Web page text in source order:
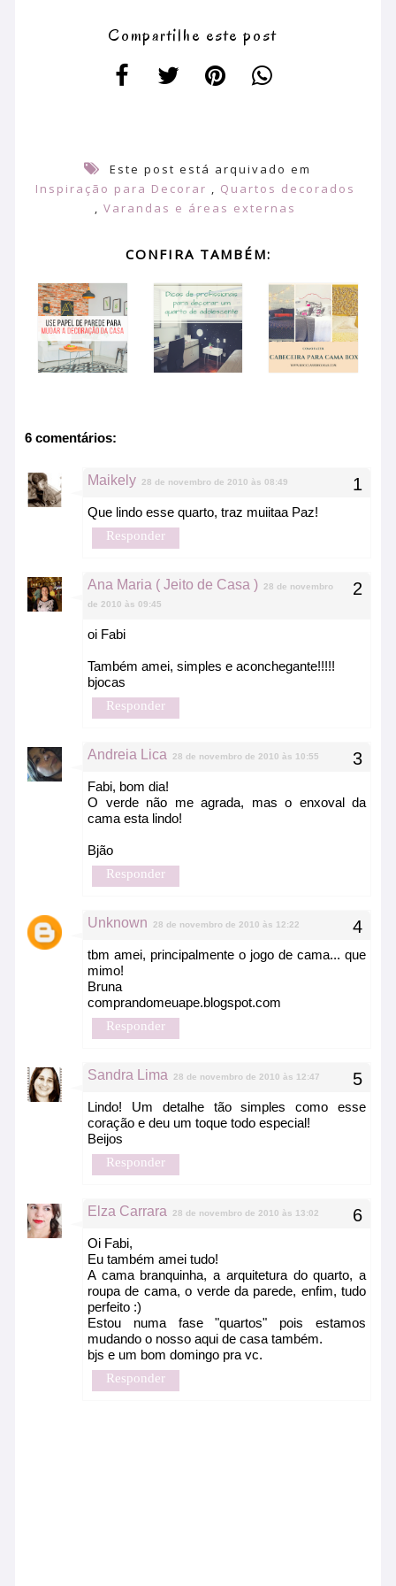
Compartilhe este post
Este post está arquivado em
Inspiração para Decorar
Quartos decorados
Varandas e áreas externas
CONFIRA TAMBÉM:
6 comentários:
Maikely 28 de novembro de 2010 às 08:49
Que lindo esse quarto, traz muiitaa Paz!
Responder
Ana Maria ( Jeito de Casa )
28 de novembro
de 2010 às 09:45
oi Fabi
Também amei, simples e aconchegante!!!!!
bjocas
Responder
Andreia Lica 28 de novembro de 2010 às 10:55
Fabi, bom dia!
O verde não me agrada, mas o enxoval da
cama esta lindo!
Bjão
Responder
Unknown 28 de novembro de 2010 às 12:22
tbm amei, principalmente o jogo de cama... que
mimo!
Bruna
comprandomeuape.blogspot.com
Responder
Sandra Lima 28 de novembro de 2010 às 12:47
Lindo! Um detalhe tão simples como esse
coração e deu um toque todo especial!
Beijos
Responder
Elza Carrara 28 de novembro de 2010 às 13:02
Oi Fabi,
Eu também amei tudo!
A cama branquinha, a arquitetura do quarto, a
roupa de cama, o verde da parede, enfim, tudo
perfeito :)
Estou numa fase "quartos" pois estamos
mudando o nosso aqui de casa também.
bjs e um bom domingo pra vc.
Responder